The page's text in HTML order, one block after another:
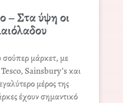
– Στα ύψη οι
μάρκετ, με
Sainsbury’s και
μέρος της
έχουν σημαντικό